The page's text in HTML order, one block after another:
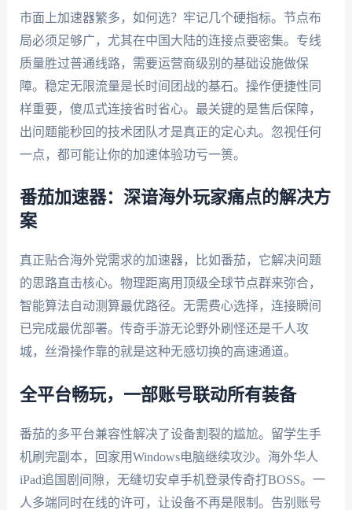
市面上加速器繁多，如何选？牢记几个硬指标。节点布
局必须足够广，尤其在中国大陆的连接点要密集。专线
质量胜过普通线路，需要运营商级别的基础设施做保
障。稳定无限流量是长时间团战的基石。操作便捷性同
样重要，傻瓜式连接省时省心。最关键的是售后保障，
出问题能秒回的技术团队才是真正的定心丸。忽视任何
一点，都可能让你的加速体验功亏一篑。
番茄加速器：深谙海外玩家痛点的解决方
案
真正贴合海外党需求的加速器，比如番茄，它解决问题
的思路直击核心。物理距离用顶级全球节点群来弥合，
智能算法自动测算最优路径。无需费心选择，连接瞬间
已完成最优部署。传奇手游无论野外刷怪还是千人攻
城，丝滑操作靠的就是这种无感切换的高速通道。
全平台畅玩，一部账号联动所有装备
番茄的多平台兼容性解决了设备割裂的尴尬。留学生手
机刷完副本，回家用Windows电脑继续攻沙。海外华人
iPad追国剧间隙，无缝切安卓手机登录传奇打BOSS。一
人多端同时在线的许可，让设备不再是限制。告别账号